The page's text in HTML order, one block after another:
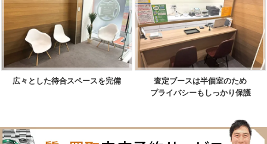
広々とした待合スペースを完備
査定ブースは半個室のため
プライバシーもしっかり保護